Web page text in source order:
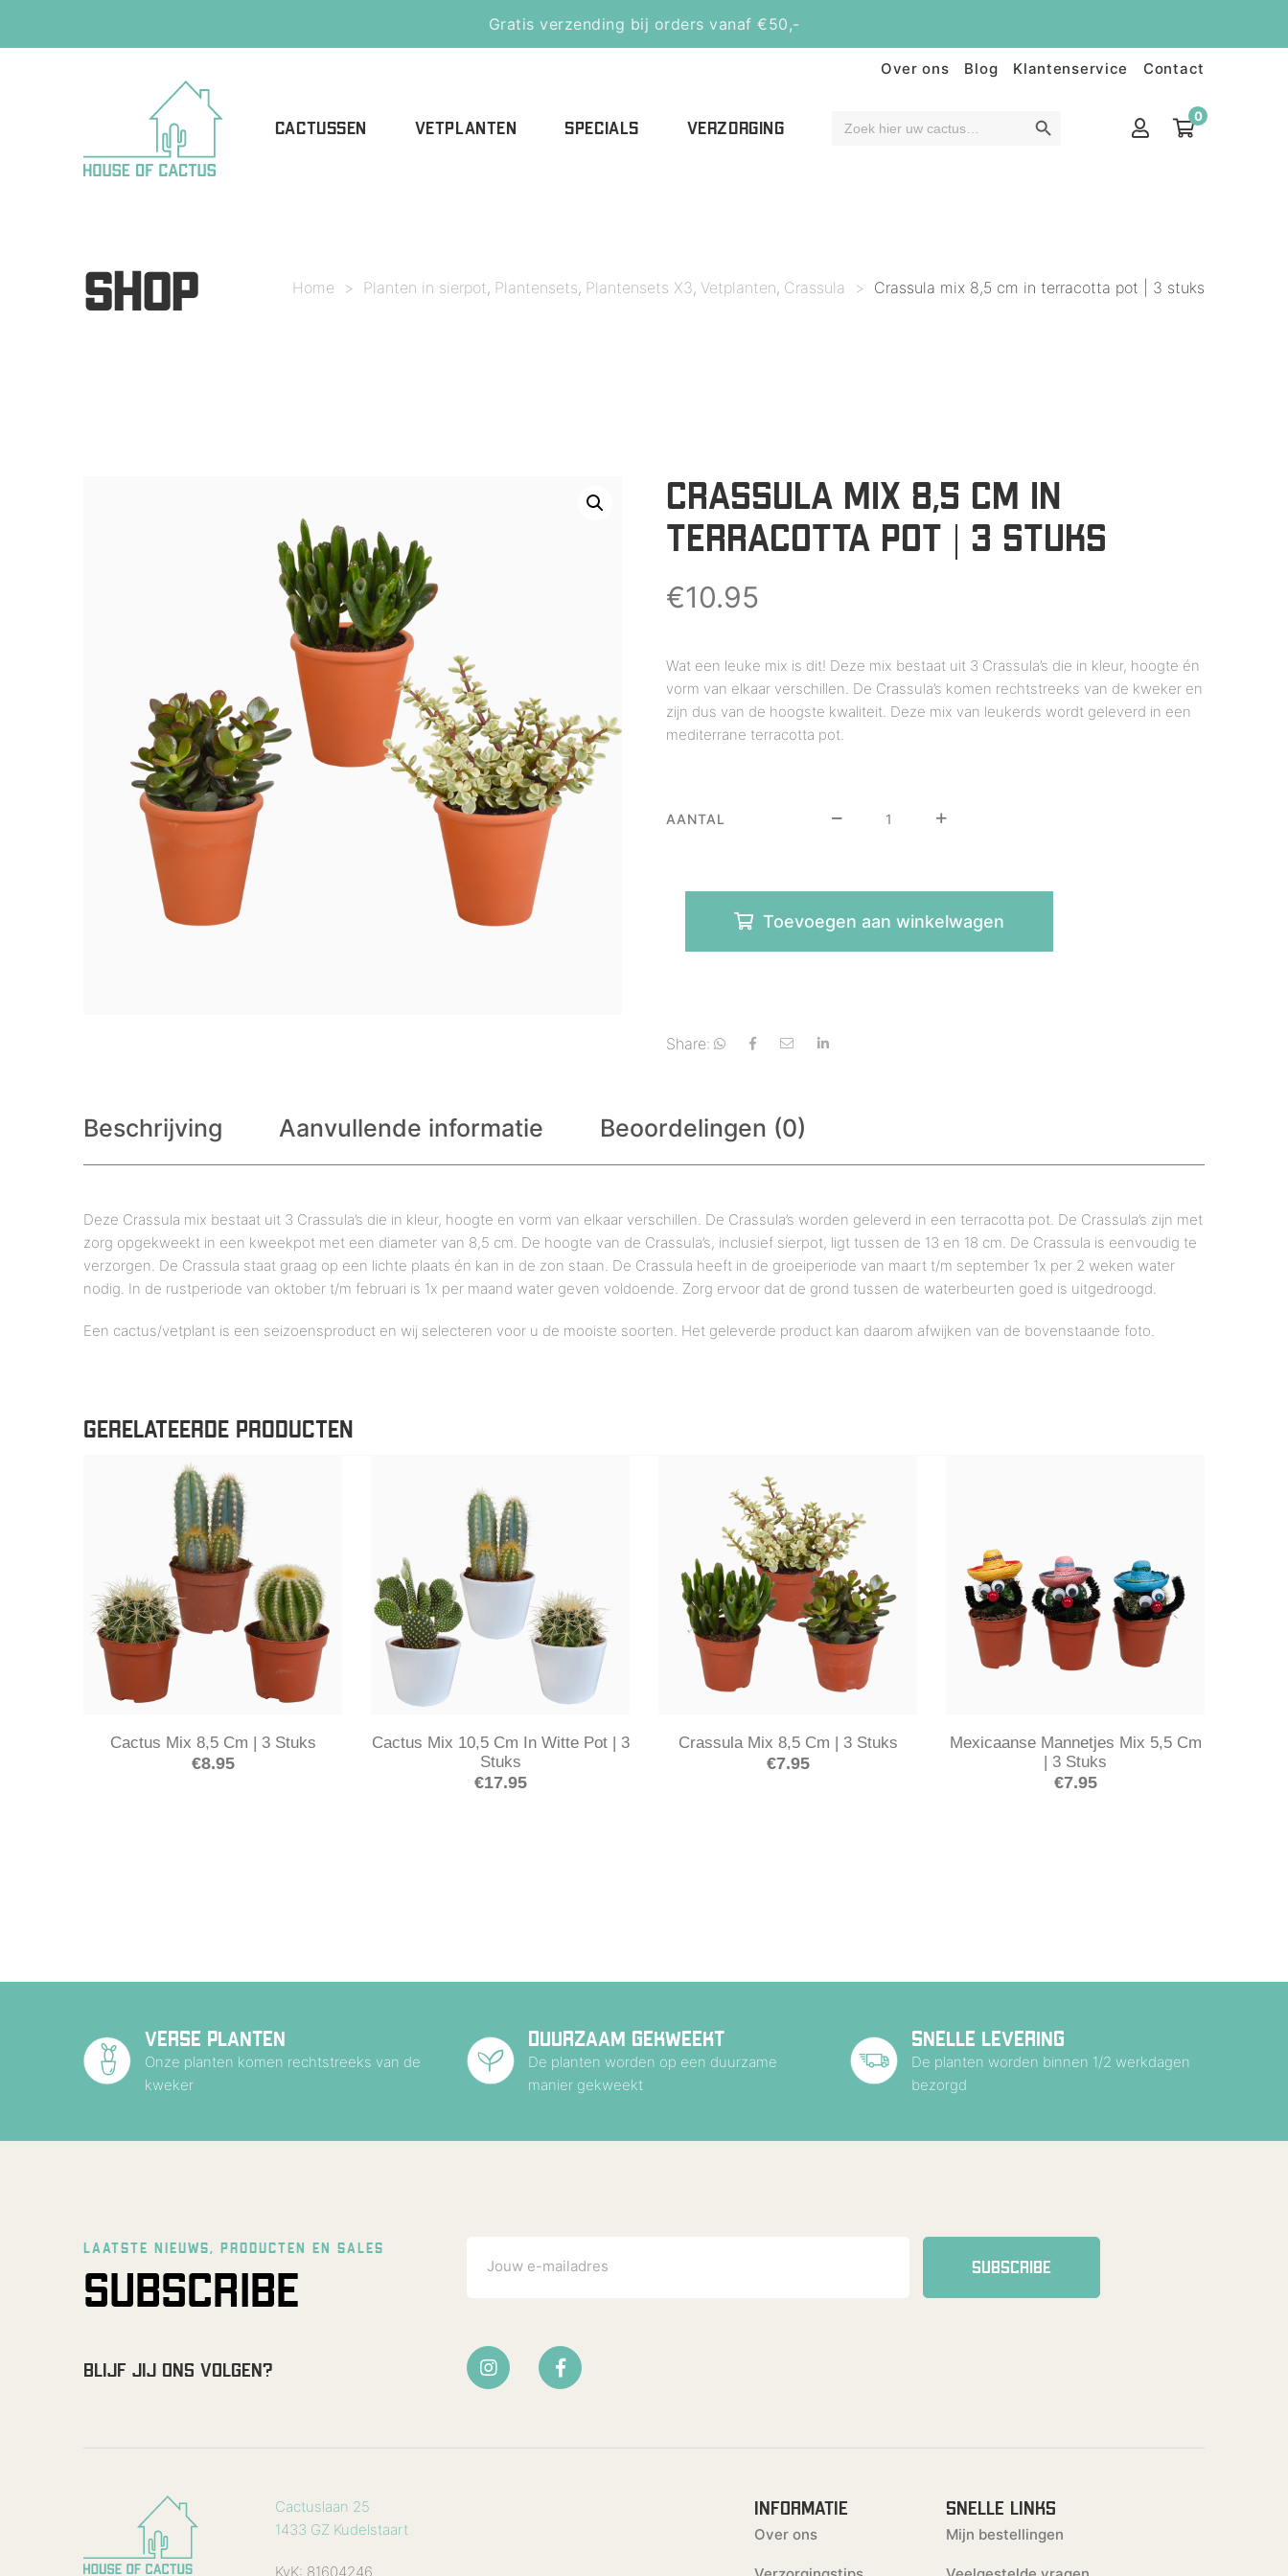
Gratis verzending bij orders vanaf €50,-
Over ons Blog Klantenservice Contact
CACTUSSEN VETPLANTEN SPECIALS VERZORGING
0
SHOP Home > Planten in sierpot, Plantensets, Plantensets X3, Vetplanten, Crassula > Crassula mix 8,5 cm in terracotta pot | 3 stuks
CRASSULA MIX 8,5 CM IN
TERRACOTTA POT | 3 STUKS
€10.95
Wat een leuke mix is dit! Deze mix bestaat uit 3 Crassula’s die in kleur, hoogte én
vorm van elkaar verschillen. De Crassula’s komen rechtstreeks van de kweker en
zijn dus van de hoogste kwaliteit. Deze mix van leukerds wordt geleverd in een
mediterrane terracotta pot.
AANTAL
Toevoegen aan winkelwagen
Share:
Beschrijving Aanvullende informatie Beoordelingen (0)
Deze Crassula mix bestaat uit 3 Crassula’s die in kleur, hoogte en vorm van elkaar verschillen. De Crassula’s worden geleverd in een terracotta pot. De Crassula’s zijn met
zorg opgekweekt in een kweekpot met een diameter van 8,5 cm. De hoogte van de Crassula’s, inclusief sierpot, ligt tussen de 13 en 18 cm. De Crassula is eenvoudig te
verzorgen. De Crassula staat graag op een lichte plaats én kan in de zon staan. De Crassula heeft in de groeiperiode van maart t/m september 1x per 2 weken water
nodig. In de rustperiode van oktober t/m februari is 1x per maand water geven voldoende. Zorg ervoor dat de grond tussen de waterbeurten goed is uitgedroogd.
Een cactus/vetplant is een seizoensproduct en wij selecteren voor u de mooiste soorten. Het geleverde product kan daarom afwijken van de bovenstaande foto.
GERELATEERDE PRODUCTEN
Cactus Mix 8,5 Cm | 3 Stuks
€8.95
Cactus Mix 10,5 Cm In Witte Pot | 3
Stuks
€17.95
Crassula Mix 8,5 Cm | 3 Stuks
€7.95
Mexicaanse Mannetjes Mix 5,5 Cm
| 3 Stuks
€7.95
VERSE PLANTEN
Onze planten komen rechtstreeks van de
kweker
DUURZAAM GEKWEEKT
De planten worden op een duurzame
manier gekweekt
SNELLE LEVERING
De planten worden binnen 1/2 werkdagen
bezorgd
LAATSTE NIEUWS, PRODUCTEN EN SALES
SUBSCRIBE
BLIJF JIJ ONS VOLGEN?
SUBSCRIBE
Cactuslaan 25
1433 GZ Kudelstaart
KvK: 81604246
INFORMATIE
Over ons
SNELLE LINKS
Mijn bestellingen